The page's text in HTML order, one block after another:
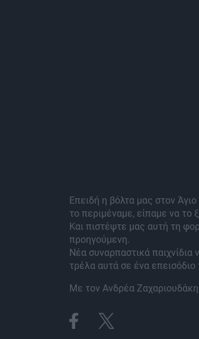
Επειδή η βόλτα μας στον
το περιμέναμε, είπαμε να το
Και πιστέψτε μας αυτή τη
προηγούμενη.
Νέα συναρπαστικά
τρέλα αυτά σε ένα
Με τον Ανδρέα Ζαχαριουδάκη